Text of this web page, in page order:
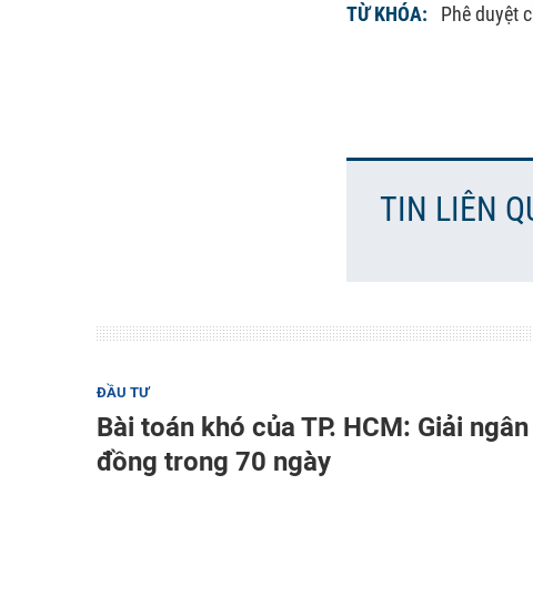
TỪ KHÓA: Phê duyệt
TIN LIÊN
ĐẦU TƯ
Bài toán khó của TP. HCM: Giải
đồng trong 70 ngày